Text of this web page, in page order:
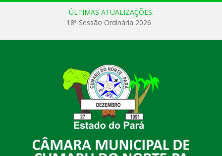
ÚLTIMAS ATUALIZAÇÕES:
18ª Sessão Ordinária 2026